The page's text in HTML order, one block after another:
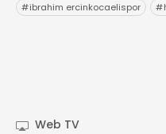
#ibrahim ercinkocaelispor #
Web TV